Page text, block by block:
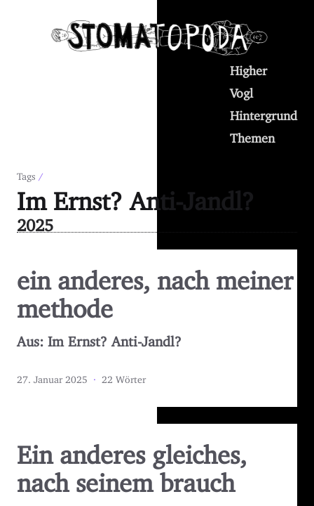
Higher
Vogl
Hintergrund
Themen
Tags /
Im Ernst? Anti-Jandl?
2025
ein anderes, nach meiner
methode
Aus: Im Ernst? Anti-Jandl?
27. Januar 2025 · 22 Wörter
Ein anderes gleiches,
nach seinem brauch